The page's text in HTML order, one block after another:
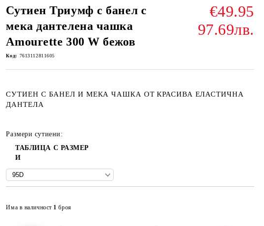
Сутиен Триумф с банел с
мека дантелена чашка
Amourette 300 W бежов
€49.95
97.69лв.
Код: 7613112811605
СУТИЕН С БАНЕЛ И МЕКА ЧАШКА ОТ КРАСИВА ЕЛАСТИЧНА
ДАНТЕЛА
Размери сутиени:
ТАБЛИЦА С РАЗМЕР
И
Има в наличност 1 броя